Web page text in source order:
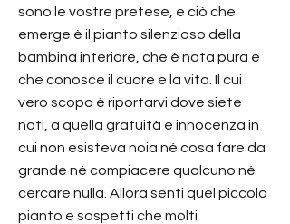
sono le vostre pretese, e ciò che
emerge è il pianto silenzioso della
bambina interiore, che è nata pura e
che conosce il cuore e la vita. Il cui
vero scopo è riportarvi dove siete
nati, a quella gratuità e innocenza in
cui non esisteva noia né cosa fare da
grande né compiacere qualcuno né
cercare nulla. Allora senti quel piccolo
pianto e sospetti che molti